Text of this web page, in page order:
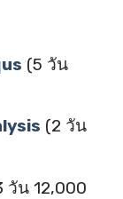
(5 วัน
(2 วัน
วัน 12,000